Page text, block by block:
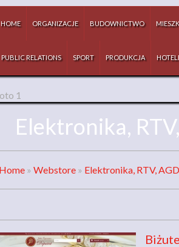
HOME ORGANIZACJE BUDOWNICTWO
PUBLIC RELATIONS SPORT PRODUKCJA
Elektronika,
Home » Webstore » Elektronika, RTV, AGD